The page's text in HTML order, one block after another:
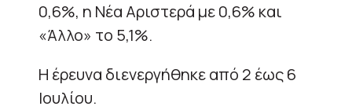
0,6%, η Νέα Αριστερά με 0,6% και
«Άλλο» το 5,1%.
Η έρευνα διενεργήθηκε από 2 έως 6
Ιουλίου.